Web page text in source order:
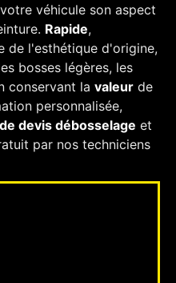
véhicule son aspect
Rapide,
de l'esthétique d'origine,
bosses légères, les
conservant la valeur de
personnalisée,
devis débosselage et
par nos techniciens